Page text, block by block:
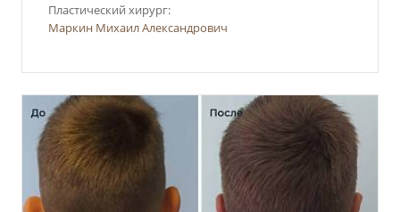
Пластический хирург:
Маркин Михаил Александрович